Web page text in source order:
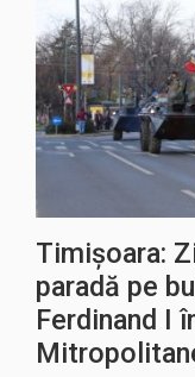
Timișoara:
paradă pe
Ferdinand I